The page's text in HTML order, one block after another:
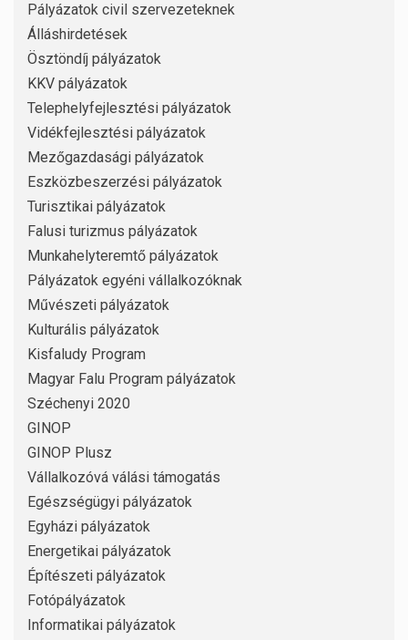
Pályázatok civil szervezeteknek
Álláshirdetések
Ösztöndíj pályázatok
KKV pályázatok
Telephelyfejlesztési pályázatok
Vidékfejlesztési pályázatok
Mezőgazdasági pályázatok
Eszközbeszerzési pályázatok
Turisztikai pályázatok
Falusi turizmus pályázatok
Munkahelyteremtő pályázatok
Pályázatok egyéni vállalkozóknak
Művészeti pályázatok
Kulturális pályázatok
Kisfaludy Program
Magyar Falu Program pályázatok
Széchenyi 2020
GINOP
GINOP Plusz
Vállalkozóvá válási támogatás
Egészségügyi pályázatok
Egyházi pályázatok
Energetikai pályázatok
Építészeti pályázatok
Fotópályázatok
Informatikai pályázatok